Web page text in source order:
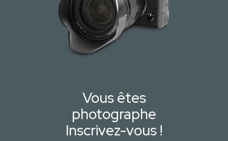
Vous êtes
photographe
Inscrivez-vous !